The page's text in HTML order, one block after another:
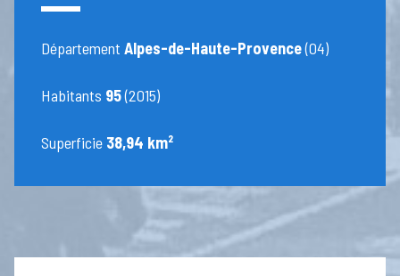
DépartementAlpes-de-Haute-Provence(04)
Habitants 95(2015)
Superficie 38,94 km²